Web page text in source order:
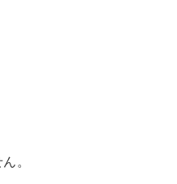
。